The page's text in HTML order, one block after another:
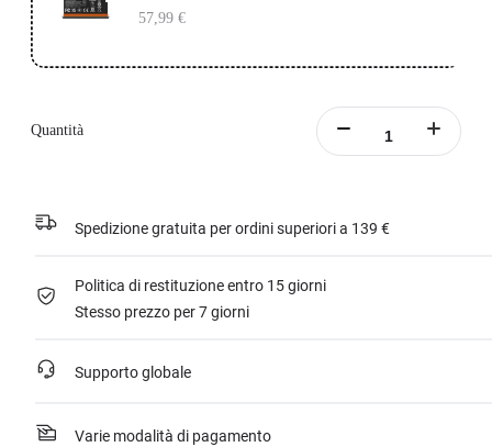
57,99 €
Quantità
Spedizione gratuita per ordini superiori a 139 €
Politica di restituzione entro 15 giorni
Stesso prezzo per 7 giorni
Supporto globale
Varie modalità di pagamento